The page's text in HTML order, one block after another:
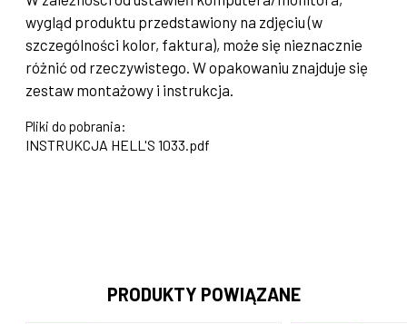
PRODUKTY POWIĄZANE
wygląd produktu przedstawiony na zdjęciu (w
szczególności kolor, faktura), może się nieznacznie
różnić od rzeczywistego. W opakowaniu znajduje się
zestaw montażowy i instrukcja.
Pliki do pobrania:
INSTRUKCJA HELL'S 1033.pdf